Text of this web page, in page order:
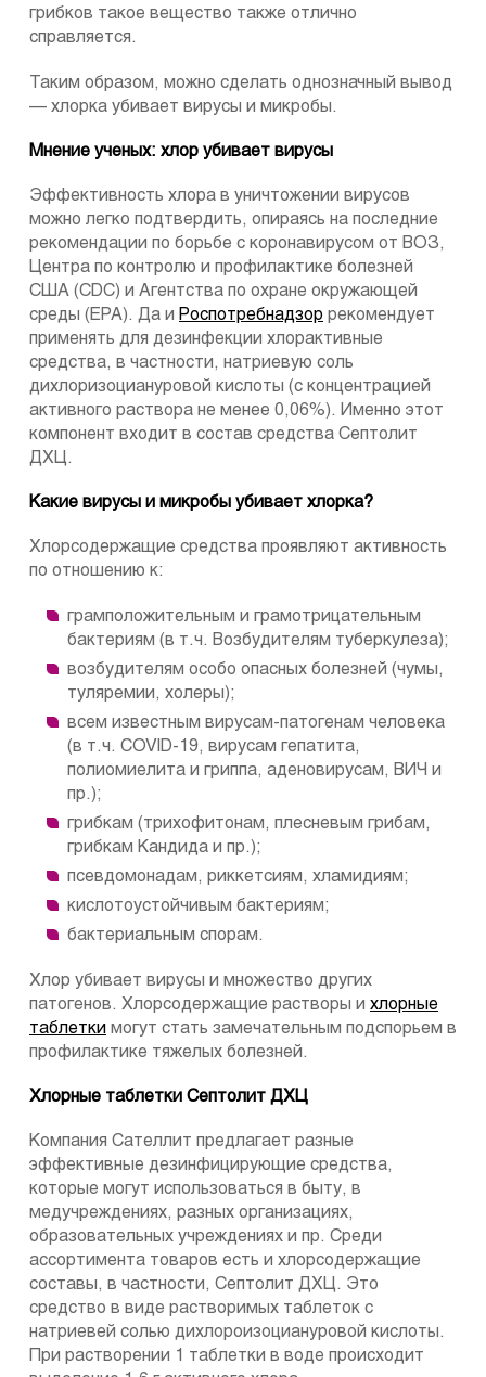
грибков такое вещество также отлично
справляется.
Таким образом, можно сделать однозначный вывод
— хлорка убивает вирусы и микробы.
Мнение ученых: хлор убивает вирусы
Эффективность хлора в уничтожении вирусов
можно легко подтвердить, опираясь на последние
рекомендации по борьбе с коронавирусом от ВОЗ,
Центра по контролю и профилактике болезней
США (CDC) и Агентства по охране окружающей
среды (EPA). Да и Роспотребнадзор рекомендует
применять для дезинфекции хлорактивные
средства, в частности, натриевую соль
дихлоризоциануровой кислоты (с концентрацией
активного раствора не менее 0,06%). Именно этот
компонент входит в состав средства Септолит
ДХЦ.
Какие вирусы и микробы убивает хлорка?
Хлорсодержащие средства проявляют активность
по отношению к:
грамположительным и грамотрицательным
бактериям (в т.ч. Возбудителям туберкулеза);
возбудителям особо опасных болезней (чумы,
туляремии, холеры);
всем известным вирусам-патогенам человека
(в т.ч. COVID-19, вирусам гепатита,
полиомиелита и гриппа, аденовирусам, ВИЧ и
пр.);
грибкам (трихофитонам, плесневым грибам,
грибкам Кандида и пр.);
псевдомонадам, риккетсиям, хламидиям;
кислотоустойчивым бактериям;
бактериальным спорам.
Хлор убивает вирусы и множество других
патогенов. Хлорсодержащие растворы и хлорные
таблетки могут стать замечательным подспорьем в
профилактике тяжелых болезней.
Хлорные таблетки Септолит ДХЦ
Компания Сателлит предлагает разные
эффективные дезинфицирующие средства,
которые могут использоваться в быту, в
медучреждениях, разных организациях,
образовательных учреждениях и пр. Среди
ассортимента товаров есть и хлорсодержащие
составы, в частности, Септолит ДХЦ. Это
средство в виде растворимых таблеток с
натриевей солью дихлороизоциануровой кислоты.
При растворении 1 таблетки в воде происходит